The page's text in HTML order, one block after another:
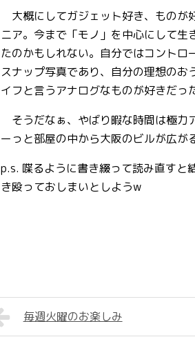
大概にしてガジェット好き、ものが
ニア。今まで「モノ」を中心にして
たのかもしれない。自分ではコントロ
スナップ写真であり、自分の理想の
イフと言うアナログなものが好きだっ
そうだなぁ、やばり暇な時間は極力
ーっと部屋の中から大阪のビルが広が
p.s. 喋るように書き綴って読み直すと
き殴っておしまいとしようw
毎週火曜のお楽しみ